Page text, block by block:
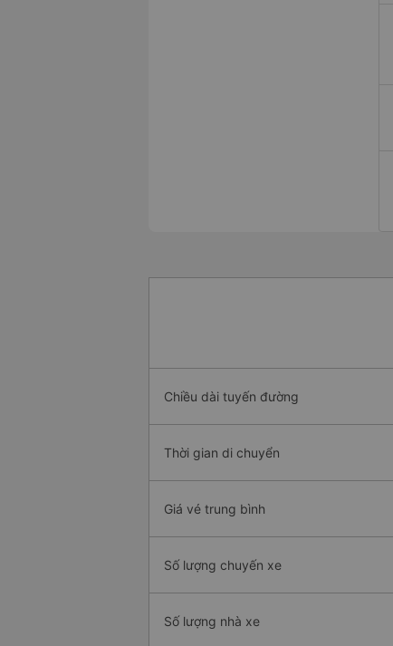
Chiều dài tuyến đường
Thời gian di chuyển
Giá vé trung bình
Số lượng chuyến xe
Số lượng nhà xe